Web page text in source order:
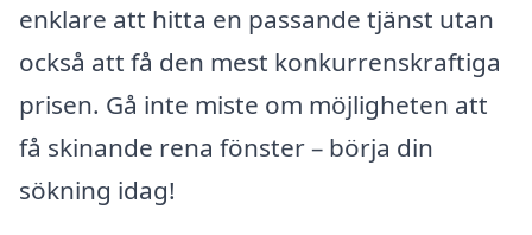
enklare att hitta en passande tjänst utan
också att få den mest konkurrenskraftiga
prisen. Gå inte miste om möjligheten att
få skinande rena fönster – börja din
sökning idag!